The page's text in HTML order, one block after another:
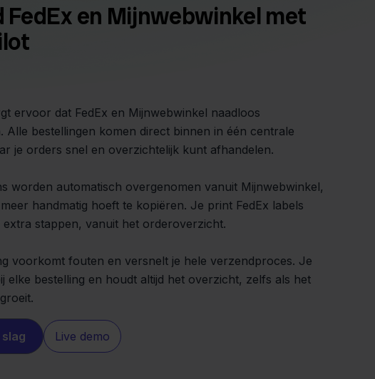
FedEx en Mijnwebwinkel met
ervoor dat FedEx en Mijnwebwinkel naadloos
Alle bestellingen komen direct binnen in één centrale
je orders snel en overzichtelijk kunt afhandelen.
worden automatisch overgenomen vanuit Mijnwebwinkel,
handmatig hoeft te kopiëren. Je print FedEx labels
stappen, vanuit het orderoverzicht.
voorkomt fouten en versnelt je hele verzendproces. Je
elke bestelling en houdt altijd het overzicht, zelfs als het
slag Live demo